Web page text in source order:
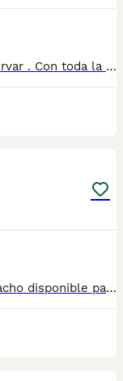
Disponible precioso Yorkshire para reservar . Con toda la documentación al día, vacunado,desparasitado y con la cartilla adecuada a su edad. Estamos en Sevilla, también disponemos de transporte. Criados en ambiente familiar súper cariñosos y sociables. Pregunten sin compromiso
Aprovecha y no te quedes sin el !!! y macho disponible para reservar. Con toda la documentación al día. Vacunados,desparasitados y con la cartilla adecuada a su edad. Estamos en Sevilla,también disponemos de transporte. Criados en ambiente familiar con muchos mimos como con todos nuestros peques. Súper sociables y cariñosos. Pregunte sin compromiso☺️